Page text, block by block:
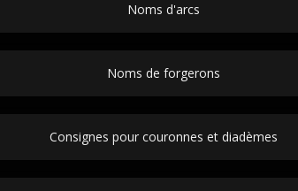
Noms d'arcs
Noms de forgerons
Consignes pour couronnes et diadèmes